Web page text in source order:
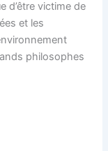
d’être victime de
et les
philosophes